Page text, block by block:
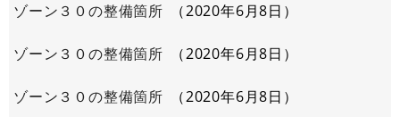
ゾーン３０の整備箇所 2020年6月8日
ゾーン３０の整備箇所 2020年6月8日
ゾーン３０の整備箇所 2020年6月8日